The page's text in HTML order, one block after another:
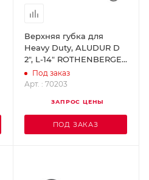
Верхняя губка для
Heavy Duty, ALUDUR D
2", L-14" ROTHENBERGER
70203
Под заказ
Арт. : 70203
ЗАПРОС ЦЕНЫ
ПОД ЗАКАЗ